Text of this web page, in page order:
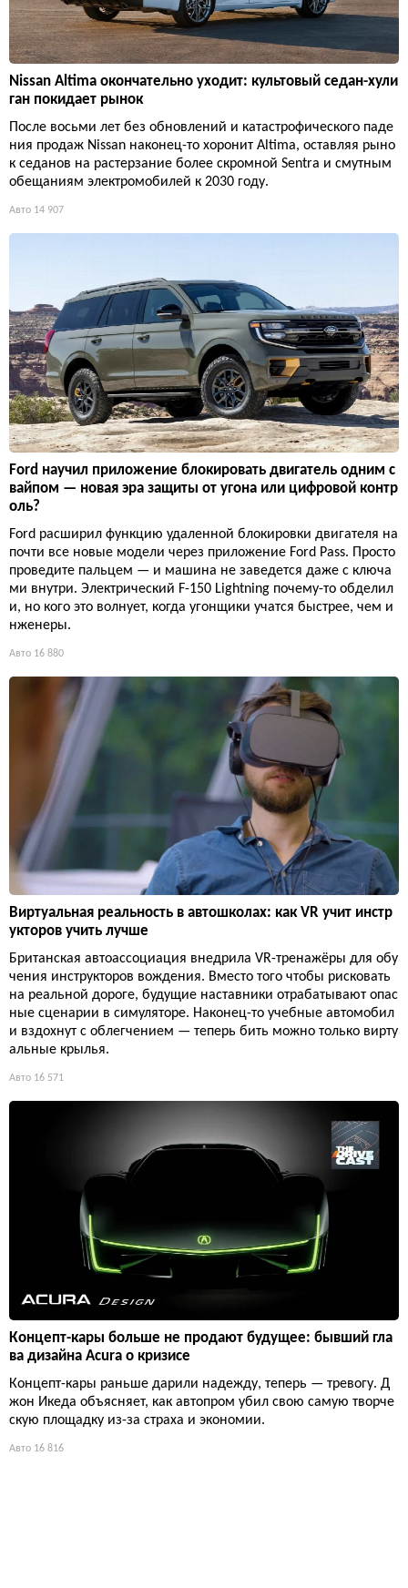
Nissan Altima окончательно уходит: культовый седан-хули
ган покидает рынок
После восьми лет без обновлений и катастрофического паде
ния продаж Nissan наконец-то хоронит Altima, оставляя рыно
к седанов на растерзание более скромной Sentra и смутным
обещаниям электромобилей к 2030 году.
Авто 14 907
Ford научил приложение блокировать двигатель одним с
вайпом — новая эра защиты от угона или цифровой контр
оль?
Ford расширил функцию удаленной блокировки двигателя на
почти все новые модели через приложение Ford Pass. Просто
проведите пальцем — и машина не заведется даже с ключа
ми внутри. Электрический F-150 Lightning почему-то обделил
и, но кого это волнует, когда угонщики учатся быстрее, чем и
нженеры.
Авто 16 880
Виртуальная реальность в автошколах: как VR учит инстр
укторов учить лучше
Британская автоассоциация внедрила VR-тренажёры для обу
чения инструкторов вождения. Вместо того чтобы рисковать
на реальной дороге, будущие наставники отрабатывают опас
ные сценарии в симуляторе. Наконец-то учебные автомобил
и вздохнут с облегчением — теперь бить можно только вирту
альные крылья.
Авто 16 571
Концепт-кары больше не продают будущее: бывший гла
ва дизайна Acura о кризисе
Концепт-кары раньше дарили надежду, теперь — тревогу. Д
жон Икеда объясняет, как автопром убил свою самую творче
скую площадку из-за страха и экономии.
Авто 16 816